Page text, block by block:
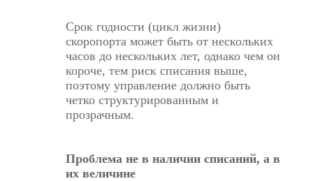
Срок годности (цикл жизни)
скоропорта может быть от нескольких
часов до нескольких лет, однако чем он
короче, тем риск списания выше,
поэтому управление должно быть
четко структурированным и
прозрачным.
Проблема не в наличии списаний, а в
их величине